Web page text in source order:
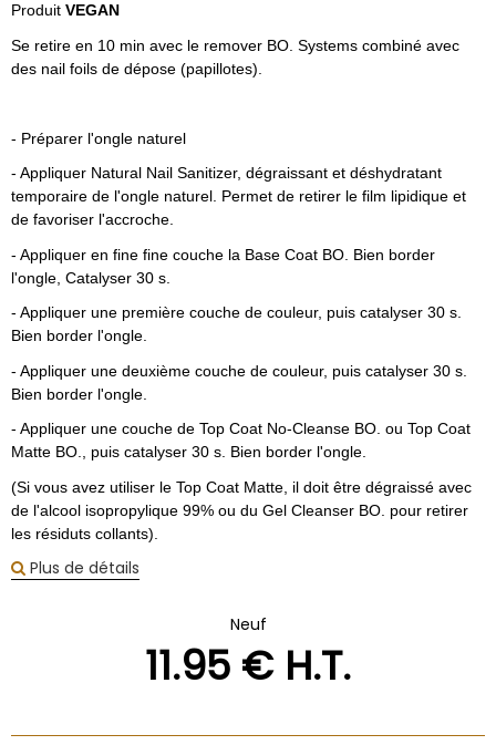
Produit VEGAN
Se retire en 10 min avec le remover BO. Systems combiné avec
des nail foils de dépose (papillotes).
- Préparer l'ongle naturel
- Appliquer Natural Nail Sanitizer, dégraissant et déshydratant
temporaire de l'ongle naturel. Permet de retirer le film lipidique et
de favoriser l'accroche.
- Appliquer en fine fine couche la Base Coat BO. Bien border
l'ongle, Catalyser 30 s.
- Appliquer une première couche de couleur, puis catalyser 30 s.
Bien border l'ongle.
- Appliquer une deuxième couche de couleur, puis catalyser 30 s.
Bien border l'ongle.
- Appliquer une couche de Top Coat No-Cleanse BO. ou Top Coat
Matte BO., puis catalyser 30 s. Bien border l'ongle.
(Si vous avez utiliser le Top Coat Matte, il doit être dégraissé avec
de l'alcool isopropylique 99% ou du Gel Cleanser BO. pour retirer
les résiduts collants).
Plus de détails
Neuf
11.95 € H.T.